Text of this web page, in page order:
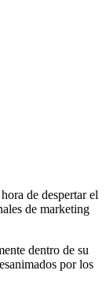
de despertar el
de marketing
dentro de su
por los